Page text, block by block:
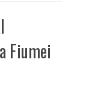
Fiumei